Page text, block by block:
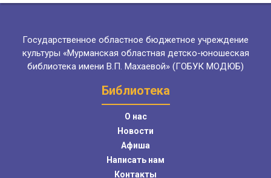
Государственное областное бюджетное учреждение
культуры «Мурманская областная детско-юношеская
библиотека имени В.П. Махаевой» (ГОБУК МОДЮБ)
Библиотека
О нас
Новости
Афиша
Написать нам
Контакты